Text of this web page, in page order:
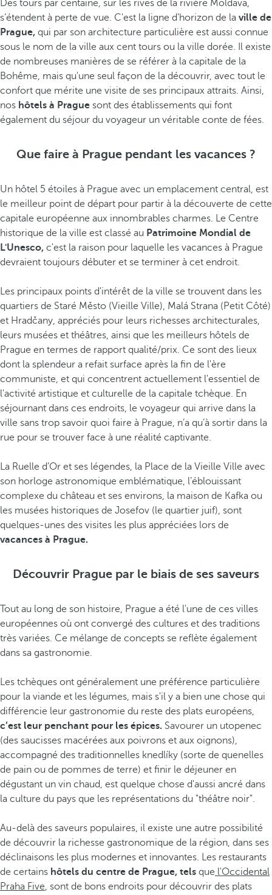
Des tours par centaine, sur les rives de la rivière Moldava,
s’étendent à perte de vue. C'est la ligne d'horizon de la ville de
Prague, qui par son architecture particulière est aussi connue
sous le nom de la ville aux cent tours ou la ville dorée. Il existe
de nombreuses manières de se référer à la capitale de la
Bohême, mais qu'une seul façon de la découvrir, avec tout le
confort que mérite une visite de ses principaux attraits. Ainsi,
nos hôtels à Prague sont des établissements qui font
également du séjour du voyageur un véritable conte de fées.
Que faire à Prague pendant les vacances ?
Un hôtel 5 étoiles à Prague avec un emplacement central, est
le meilleur point de départ pour partir à la découverte de cette
capitale européenne aux innombrables charmes. Le Centre
historique de la ville est classé au Patrimoine Mondial de
L'Unesco, c'est la raison pour laquelle les vacances à Prague
devraient toujours débuter et se terminer à cet endroit.
Les principaux points d'intérêt de la ville se trouvent dans les
quartiers de Staré Město (Vieille Ville), Malá Strana (Petit Côté)
et Hradčany, appréciés pour leurs richesses architecturales,
leurs musées et théâtres, ainsi que les meilleurs hôtels de
Prague en termes de rapport qualité/prix. Ce sont des lieux
dont la splendeur a refait surface après la fin de l'ère
communiste, et qui concentrent actuellement l'essentiel de
l'activité artistique et culturelle de la capitale tchèque. En
séjournant dans ces endroits, le voyageur qui arrive dans la
ville sans trop savoir quoi faire à Prague, n’a qu’à sortir dans la
rue pour se trouver face à une réalité captivante.
La Ruelle d’Or et ses légendes, la Place de la Vieille Ville avec
son horloge astronomique emblématique, l’éblouissant
complexe du château et ses environs, la maison de Kafka ou
les musées historiques de Josefov (le quartier juif), sont
quelques-unes des visites les plus appréciées lors de
vacances à Prague.
Découvrir Prague par le biais de ses saveurs
Tout au long de son histoire, Prague a été l'une de ces villes
européennes où ont convergé des cultures et des traditions
très variées. Ce mélange de concepts se reflète également
dans sa gastronomie.
Les tchèques ont généralement une préférence particulière
pour la viande et les légumes, mais s'il y a bien une chose qui
différencie leur gastronomie du reste des plats européens,
c’est leur penchant pour les épices. Savourer un utopenec
(des saucisses macérées aux poivrons et aux oignons),
accompagné des traditionnelles knedlíky (sorte de quenelles
de pain ou de pommes de terre) et finir le déjeuner en
dégustant un vin chaud, est quelque chose d'aussi ancré dans
la culture du pays que les représentations du "théâtre noir".
Au-delà des saveurs populaires, il existe une autre possibilité
de découvrir la richesse gastronomique de la région, dans ses
déclinaisons les plus modernes et innovantes. Les restaurants
de certains hôtels du centre de Prague, tels que l'Occidental
Praha Five, sont de bons endroits pour découvrir des plats